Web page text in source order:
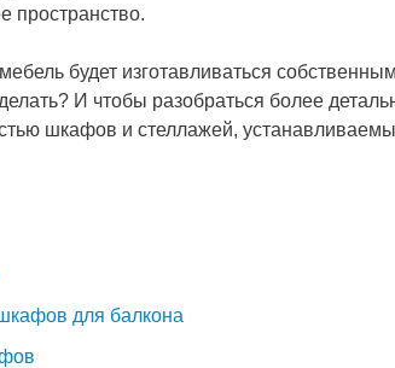
пространство.
будет изготавливаться
И чтобы разобраться более
шкафов и стеллажей,
для балкона